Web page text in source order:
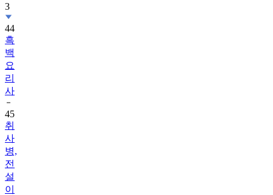
3
44
흑
백
요
리
사
45
취
사
병,
전
설
이